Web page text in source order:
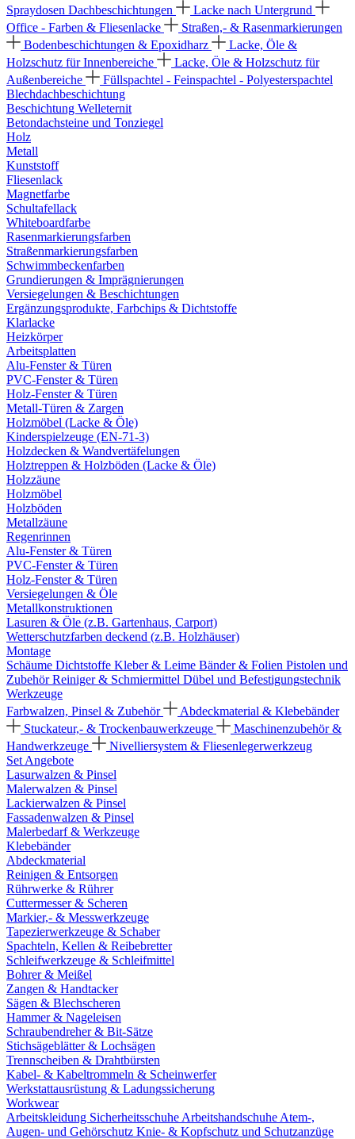
Spraydosen Dachbeschichtungen
Lacke nach Untergrund
Office - Farben & Fliesenlacke
Straßen,- & Rasenmarkierungen
Bodenbeschichtungen & Epoxidharz
Lacke, Öle &
Holzschutz für Innenbereiche
Lacke, Öle & Holzschutz für
Außenbereiche
Füllspachtel - Feinspachtel - Polyesterspachtel
Blechdachbeschichtung
Beschichtung Welleternit
Betondachsteine und Tonziegel
Holz
Metall
Kunststoff
Fliesenlack
Magnetfarbe
Schultafellack
Whiteboardfarbe
Rasenmarkierungsfarben
Straßenmarkierungsfarben
Schwimmbeckenfarben
Grundierungen & Imprägnierungen
Versiegelungen & Beschichtungen
Ergänzungsprodukte, Farbchips & Dichtstoffe
Klarlacke
Heizkörper
Arbeitsplatten
Alu-Fenster & Türen
PVC-Fenster & Türen
Holz-Fenster & Türen
Metall-Türen & Zargen
Holzmöbel (Lacke & Öle)
Kinderspielzeuge (EN-71-3)
Holzdecken & Wandvertäfelungen
Holztreppen & Holzböden (Lacke & Öle)
Holzzäune
Holzmöbel
Holzböden
Metallzäune
Regenrinnen
Alu-Fenster & Türen
PVC-Fenster & Türen
Holz-Fenster & Türen
Versiegelungen & Öle
Metallkonstruktionen
Lasuren & Öle (z.B. Gartenhaus, Carport)
Wetterschutzfarben deckend (z.B. Holzhäuser)
Montage
Schäume Dichtstoffe Kleber & Leime Bänder & Folien Pistolen und
ZubehörReiniger & Schmiermittel Dübel und Befestigungstechnik
Werkzeuge
Farbwalzen, Pinsel & Zubehör
Abdeckmaterial & Klebebänder
Stuckateur,- & Trockenbauwerkzeuge
Maschinenzubehör &
Handwerkzeuge
Nivelliersystem & Fliesenlegerwerkzeug
Set Angebote
Lasurwalzen & Pinsel
Malerwalzen & Pinsel
Lackierwalzen & Pinsel
Fassadenwalzen & Pinsel
Malerbedarf & Werkzeuge
Klebebänder
Abdeckmaterial
Reinigen & Entsorgen
Rührwerke & Rührer
Cuttermesser & Scheren
Markier,- & Messwerkzeuge
Tapezierwerkzeuge & Schaber
Spachteln, Kellen & Reibebretter
Schleifwerkzeuge & Schleifmittel
Bohrer & Meißel
Zangen & Handtacker
Sägen & Blechscheren
Hammer & Nageleisen
Schraubendreher & Bit-Sätze
Stichsägeblätter & Lochsägen
Trennscheiben & Drahtbürsten
Kabel- & Kabeltrommeln & Scheinwerfer
Werkstattausrüstung & Ladungssicherung
Workwear
Arbeitskleidung Sicherheitsschuhe Arbeitshandschuhe Atem-,
Augen- und Gehörschutz Knie- & Kopfschutz und Schutzanzüge